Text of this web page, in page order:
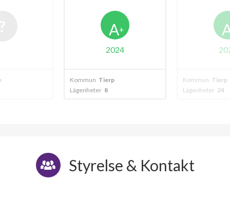
A+
2024
Kommun Tierp
Lägenheter 24
Kommun Tierp
Lägenheter 20
Styrelse & Kontakt